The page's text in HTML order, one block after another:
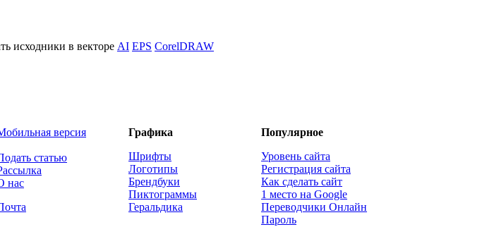
в векторе AI EPS CorelDRAW
версия
статью
нас
Графика
Шрифты
Логотипы
Брендбуки
Пиктограммы
Геральдика
Популярное
Уровень сайта
Регистрация сайта
Как сделать сайт
1 место на Google
Переводчики Онлайн
Пароль